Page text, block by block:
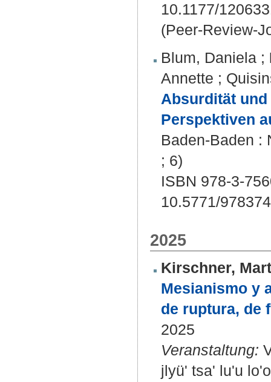
10.1177/
(Peer-Review-
Blum, Daniela ;
Annette ;
Absurdität
Perspektiven
Baden-Baden :
; 6)
ISBN 978-3-
10.5771/
2025
Kirschner,
Mesianismo y
de ruptura, de
2025
Veranstaltung:
jlyü' tsa' lu'u